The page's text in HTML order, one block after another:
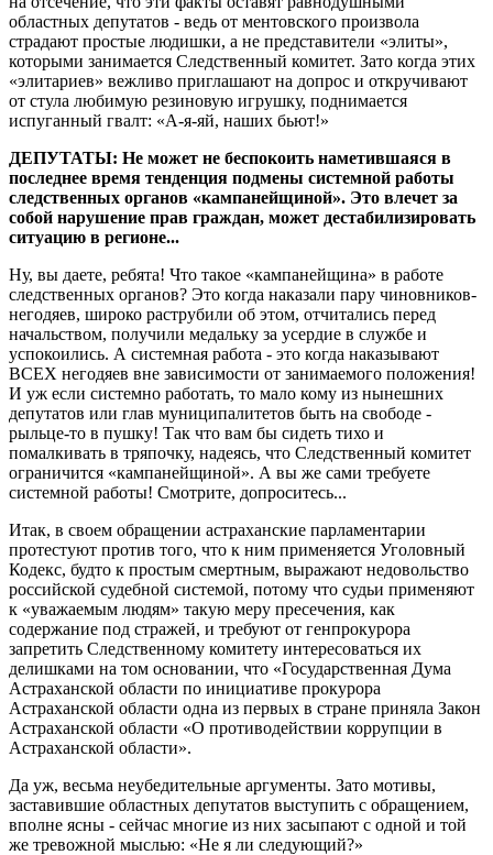
областных депутатов - ведь от ментовского произвола
страдают простые людишки, а не представители «элиты»,
которыми занимается Следственный комитет. Зато когда этих
«элитариев» вежливо приглашают на допрос и откручивают
от стула любимую резиновую игрушку, поднимается
испуганный гвалт: «А-я-яй, наших бьют!»
ДЕПУТАТЫ: Не может не беспокоить наметившаяся в
последнее время тенденция подмены системной работы
следственных органов «кампанейщиной». Это влечет за
собой нарушение прав граждан, может дестабилизировать
ситуацию в регионе...
Ну, вы даете, ребята! Что такое «кампанейщина» в работе
следственных органов? Это когда наказали пару чиновников-
негодяев, широко раструбили об этом, отчитались перед
начальством, получили медальку за усердие в службе и
успокоились. А системная работа - это когда наказывают
ВСЕХ негодяев вне зависимости от занимаемого положения!
И уж если системно работать, то мало кому из нынешних
депутатов или глав муниципалитетов быть на свободе -
рыльце-то в пушку! Так что вам бы сидеть тихо и
помалкивать в тряпочку, надеясь, что Следственный комитет
ограничится «кампанейщиной». А вы же сами требуете
системной работы! Смотрите, допроситесь...
Итак, в своем обращении астраханские парламентарии
протестуют против того, что к ним применяется Уголовный
Кодекс, будто к простым смертным, выражают недовольство
российской судебной системой, потому что судьи применяют
к «уважаемым людям» такую меру пресечения, как
содержание под стражей, и требуют от генпрокурора
запретить Следственному комитету интересоваться их
делишками на том основании, что «Государственная Дума
Астраханской области по инициативе прокурора
Астраханской области одна из первых в стране приняла Закон
Астраханской области «О противодействии коррупции в
Астраханской области».
Да уж, весьма неубедительные аргументы. Зато мотивы,
заставившие областных депутатов выступить с обращением,
вполне ясны - сейчас многие из них засыпают с одной и той
же тревожной мыслью: «Не я ли следующий?»